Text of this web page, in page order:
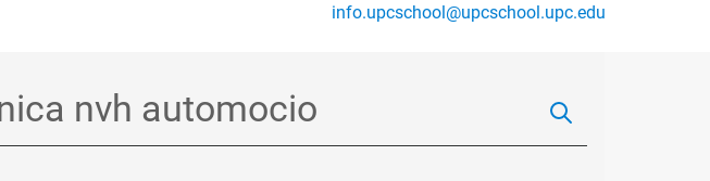
info.upcschool@upcschool.upc.edu